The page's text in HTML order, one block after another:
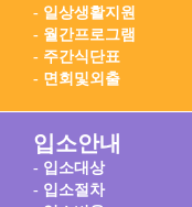
- 일상생활지원
- 월간프로그램
- 주간식단표
- 면회및외출
입소안내
- 입소대상
- 입소절차